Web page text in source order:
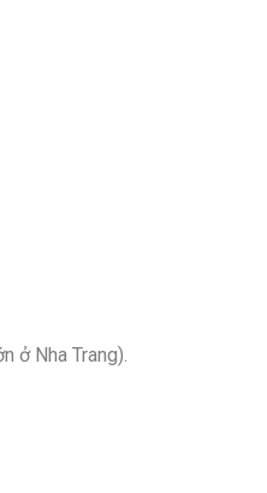
ở Nha Trang).